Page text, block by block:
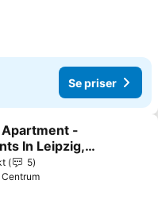
Se priser
till i Mina Favoriter
-
In Leipzig,
City Center
5